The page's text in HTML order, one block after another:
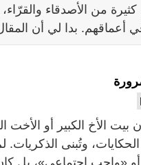
من الأصدقاء
أعماقهم. بدا لي أن
الأخ الكبير أو الأخت
الحكايات، وتُبنى
«واجب اجتماعي»، بل